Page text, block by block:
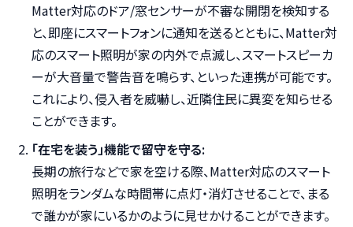
Matter対応のドア/窓センサーが不審な開閉を検知する
と、即座にスマートフォンに通知を送るとともに、Matter対
応のスマート照明が家の内外で点滅し、スマートスピーカ
ーが大音量で警告音を鳴らす、といった連携が可能です。
これにより、侵入者を威嚇し、近隣住民に異変を知らせる
ことができます。
「在宅を装う」機能で留守を守る:
長期の旅行などで家を空ける際、Matter対応のスマート
照明をランダムな時間帯に点灯・消灯させることで、まる
で誰かが家にいるかのように見せかけることができます。